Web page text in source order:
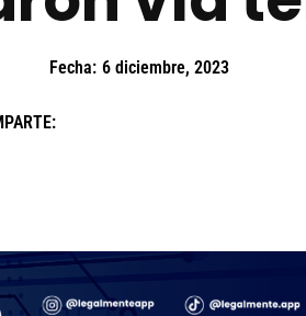
Fecha: 6 diciembre, 2023